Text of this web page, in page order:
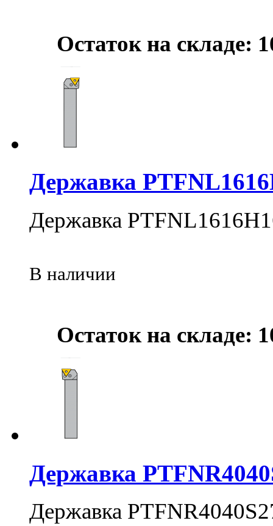
Остаток на складе:
Державка
Державка
В наличии
Остаток на складе:
Державка
Державка